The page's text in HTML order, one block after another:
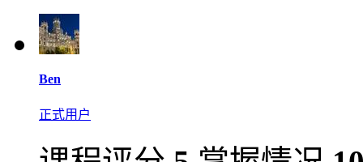
Ben
正式用户